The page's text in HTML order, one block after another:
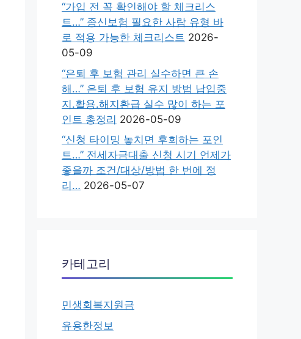
“가입 전 꼭 확인해야 할 체크리스
트…” 종신보험 필요한 사람 유형 바
로 적용 가능한 체크리스트 2026-
05-09
“은퇴 후 보험 관리 실수하면 큰 손
해…” 은퇴 후 보험 유지 방법 납입중
지.활용.해지환급 실수 많이 하는 포
인트 총정리 2026-05-09
“신청 타이밍 놓치면 후회하는 포인
트…” 전세자금대출 신청 시기 언제가
좋을까 조건/대상/방법 한 번에 정
리… 2026-05-07
카테고리
민생회복지원금
유용한정보